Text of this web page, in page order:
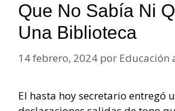
Que No Sabía Ni
Una Biblioteca
14 febrero, 2024 por Educación
El hasta hoy secretario entregó